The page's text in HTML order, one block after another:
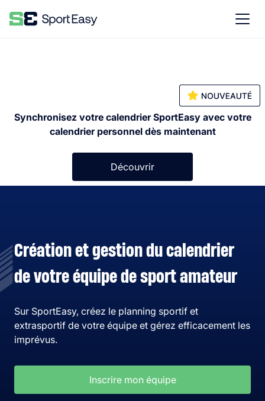
Synchronisez votre calendrier SportEasy avec votre
calendrier personnel dès maintenant
Découvrir
Création et gestion du calendrier
de votre équipe de sport amateur
Sur SportEasy, créez le planning sportif et
extrasportif de votre équipe et gérez efficacement les
imprévus.
Inscrire mon équipe